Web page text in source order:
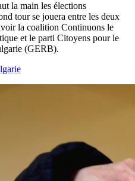
la main les élections
tour se jouera entre les deux
la coalition Continuons le
et le parti Citoyens pour le
(GERB).